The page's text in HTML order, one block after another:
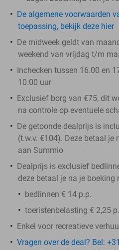
De algemene voorwaarden
toepassing, bekijk deze hier
De midweek geldt van
weekend van vrijdag t/m
Inchecken tussen 16.00 en
10.00 uur
Exclusief borg van €75, dit
na controle op eventuele
De getoonde dealprijs is
(t.w.v. €104). Deze betaal je
aan Summio
Dealprijs is exclusief
deze betaal je na je
bedlinnen € 14 p.p.
toeristenbelasting € 2,25
Enkel voor recreatieve
Vragen over de deal? Bel: